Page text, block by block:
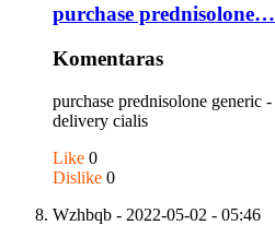
purchase prednisolone…
Komentaras
purchase prednisolone generic -
delivery cialis
Like 0
Dislike 0
Wzhbqb - 2022-05-02 - 05:46